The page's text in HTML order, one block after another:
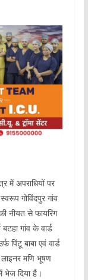
में अपराधियों पर
गोविंदपुर गांव
नीयत से फायरिंग
गांव के वार्ड
पिंटू बाबा एवं वार्ड
लाइनर मणि भूषण
भेज दिया है।